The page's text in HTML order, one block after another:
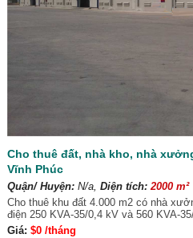
Cho thuê đất, nhà kho, nhà
Vĩnh Phúc
Quận/ Huyện:N/a, Diện tích:2000 m²
Cho thuê khu đất 4.000 m2 có nhà
điện 250 KVA-35/0,4 kV và 560 KVA-
Giá: $0 /tháng